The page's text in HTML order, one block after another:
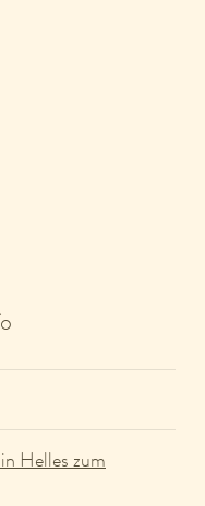
Helles zum